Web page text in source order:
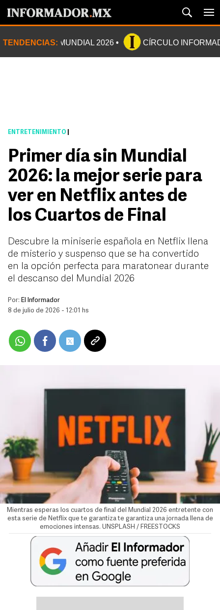
TENDENCIAS: MUNDIAL 2026 CÍRCULO
ENTRETENIMIENTO
Primer día sin Mundial
2026: la mejor serie para
ver en Netflix antes de
los Cuartos de Final
Descubre la miniserie española en Netflix llena
de misterio y suspenso que se ha convertido
en la opción perfecta para maratonear durante
el descanso del Mundial 2026
Por: El Informador
8 de julio de 2026 - 12:01 hs
Mientras esperas los cuartos de final del Mundial 2026 entretente con
esta serie de Netflix que te garantiza te garantiza una jornada llena de
emociones intensas. UNSPLASH / FREESTOCKS